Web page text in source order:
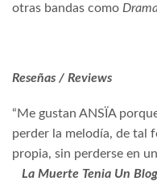
otras bandas como
Reseñas / Reviews
“Me gustan ANSÏA
perder la melodía, de tal
propia, sin perderse en
La Muerte Tenia Un